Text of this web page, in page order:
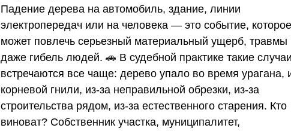
Падение дерева на автомобиль, здание, линии
электропередач или на человека — это событие, которое
может повлечь серьезный материальный ущерб, травмы
даже гибель людей. 🚗 В судебной практике такие случаи
встречаются все чаще: дерево упало во время урагана,
корневой гнили, из-за неправильной обрезки, из-за
строительства рядом, из-за естественного старения. Кто
виноват? Собственник участка, муниципалитет,